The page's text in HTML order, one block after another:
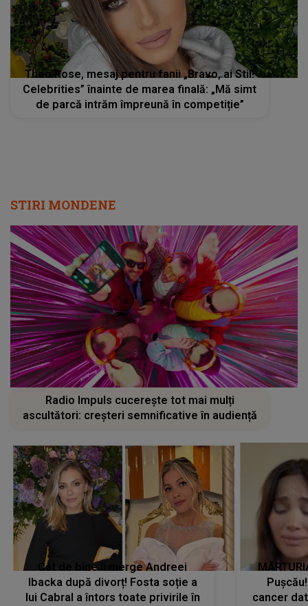
Theo Rose, mesaj pentru fanii „Bravo, ai Stil!
Celebrities” înainte de marea finală: „Mă simt
de parcă intrăm împreună în competiție”
STIRI MONDENE
Radio Impuls cucerește tot mai mulți
ascultători: creșteri semnificative în audiență
Cât de bine îi merge Andreei
Ibacka după divorț! Fosta soție a
lui Cabral a întors toate privirile în
cancer